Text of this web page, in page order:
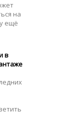
на
ещё
в